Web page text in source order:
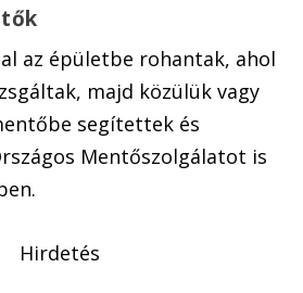
az épületbe rohantak, ahol
majd közülük vagy
segítettek és
Mentőszolgálatot is
Hirdetés